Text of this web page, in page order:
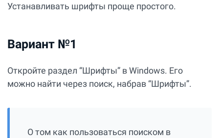
Устанавливать шрифты проще простого.
Вариант №1
Откройте раздел “Шрифты” в Windows. Его
можно найти через поиск, набрав “Шрифты”.
О том как пользоваться поиском в